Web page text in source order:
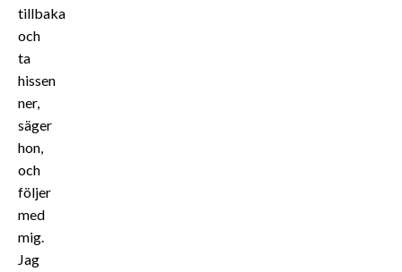
tillbaka
och
ta
hissen
ner,
säger
hon,
och
följer
med
mig.
Jag